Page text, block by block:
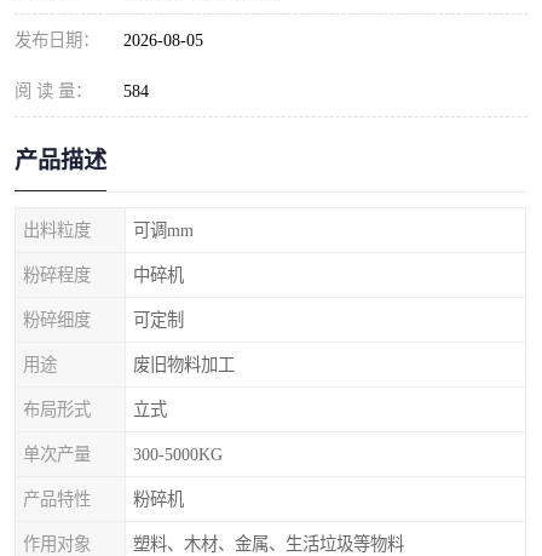
发布日期： 2026-08-05
阅 读 量： 584
产品描述
出料粒度 可调mm
粉碎程度 中碎机
粉碎细度 可定制
用途 废旧物料加工
布局形式 立式
单次产量 300-5000KG
产品特性 粉碎机
作用对象 塑料、木材、金属、生活垃圾等物料